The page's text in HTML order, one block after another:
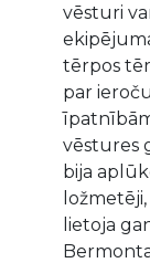
vēsturi
tērpos
par
vēstures
bija
lietoja